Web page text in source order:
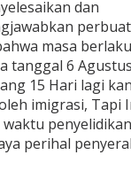
dan
masa
tanggal 6
15 Hari lagi
imigrasi, Tapi
perihal